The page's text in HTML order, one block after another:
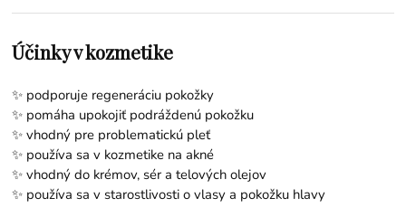
Účinky v kozmetike
✨ podporuje regeneráciu pokožky
✨ pomáha upokojiť podráždenú pokožku
✨ vhodný pre problematickú pleť
✨ používa sa v kozmetike na akné
✨ vhodný do krémov, sér a telových olejov
✨ používa sa v starostlivosti o vlasy a pokožku hlavy